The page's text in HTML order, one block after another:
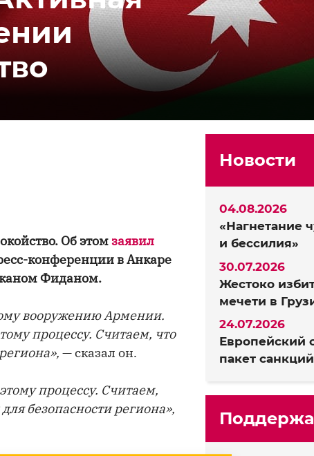
Об этомзаявил
конференции в Анкаре
Фиданом.
вооружению Армении.
процессу. Считаем, что
— сказал он.
процессу. Считаем,
безопасности региона»,
Новости
«Нагнетание
и бессилия»
04.08.2026
Жестоко
мечети в
30.07.2026
Европейский
пакет
24.07.2026